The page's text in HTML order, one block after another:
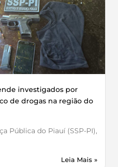
investigados por
de drogas na região do
Pública do Piauí (SSP-PI),
Leia Mais »